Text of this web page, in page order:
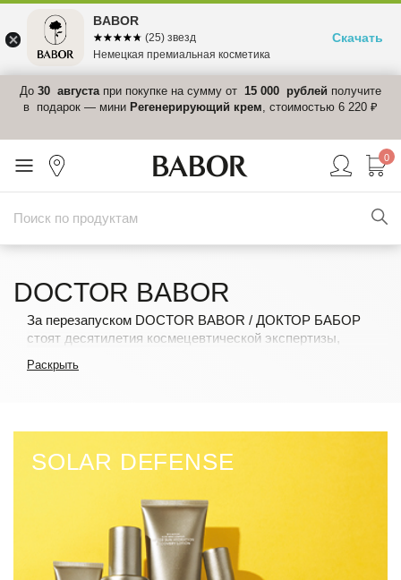
До 30 августапри покупке на сумму от 15 000 рублей получите
в подарок — мини Регенерирующий крем, стоимостью 6 220 ₽
0
DOCTOR BABOR
За перезапуском DOCTOR BABOR / ДОКТОР БАБОР
стоят десятилетия космецевтической экспертизы,
для лучшей версии вашей кожи. Широкий ассортимент
Раскрыть
SOLAR DEFENSE
BABOR
☆☆☆☆☆
★★★★★ (25) звезд
Немецкая премиальная косметика
Скачать